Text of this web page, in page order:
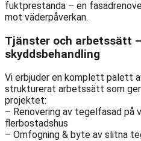
fuktprestanda – en
mot väderpåverkan.
Tjänster och arbetssätt
skyddsbehandling
Vi erbjuder en komplett palett
strukturerat arbetssätt som
projektet:
– Renovering av tegelfasad på
flerbostadshus
– Omfogning & byte av slitna